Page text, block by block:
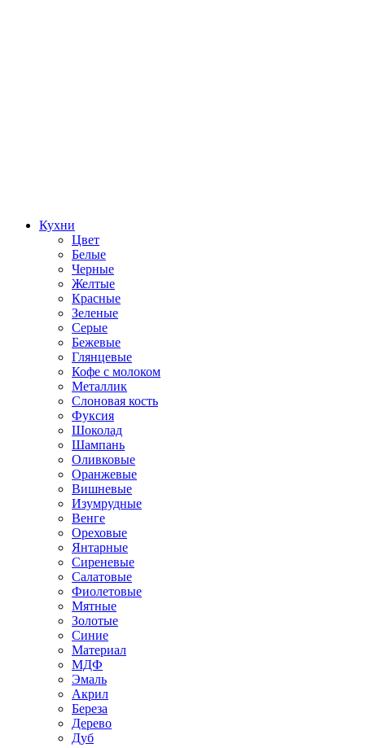
Кухни
Цвет
Белые
Черные
Желтые
Красные
Зеленые
Серые
Бежевые
Глянцевые
Кофе с молоком
Металлик
Слоновая кость
Фуксия
Шоколад
Шампань
Оливковые
Оранжевые
Вишневые
Изумрудные
Венге
Ореховые
Янтарные
Сиреневые
Салатовые
Фиолетовые
Мятные
Золотые
Синие
Материал
МДФ
Эмаль
Акрил
Береза
Дерево
Дуб